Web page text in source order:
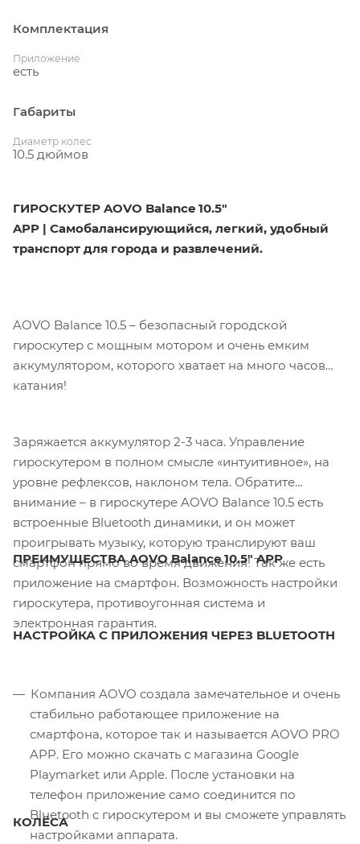
Комплектация
Приложение
есть
Габариты
Диаметр колес
10.5 дюймов
ГИРОСКУТЕР AOVO Balance 10.5"
APP | Самобалансирующийся, легкий, удобный
транспорт для города и развлечений.
AOVO Balance 10.5 – безопасный городской
гироскутер с мощным мотором и очень емким
аккумулятором, которого хватает на много часов
катания!
Заряжается аккумулятор 2-3 часа. Управление
гироскутером в полном смысле «интуитивное», на
уровне рефлексов, наклоном тела. Обратите
внимание – в гироскутере AOVO Balance 10.5 есть
встроенные Bluetooth динамики, и он может
проигрывать музыку, которую транслируют ваш
смартфон прямо во время движения! Так же есть
приложение на смартфон. Возможность настройки
гироскутера, противоугонная система и
электронная гарантия.
ПРЕИМУЩЕСТВА AOVO Balance 10.5" APP
НАСТРОЙКА С ПРИЛОЖЕНИЯ ЧЕРЕЗ BLUETOOTH
Компания AOVO создала замечательное и очень
стабильно работающее приложение на
смартфона, которое так и называется AOVO PRO
APP. Его можно скачать с магазина Google
Playmarket или Apple. После установки на
телефон приложение само соединится по
Bluetooth с гироскутером и вы сможете управлять
настройками аппарата.
КОЛЁСА